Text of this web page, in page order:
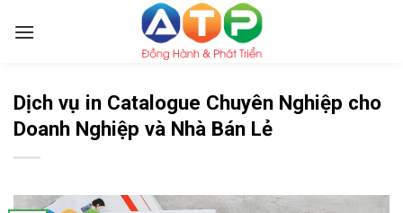
Dịch vụ in Catalogue Chuyên Nghiệp cho
Doanh Nghiệp và Nhà Bán Lẻ